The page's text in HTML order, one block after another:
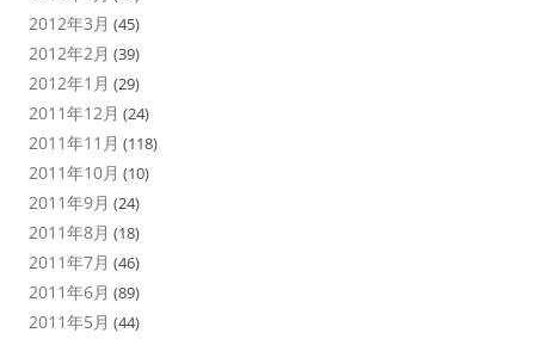
2012年3月 (45)
2012年2月 (39)
2012年1月 (29)
2011年12月 (24)
2011年11月 (118)
2011年10月 (10)
2011年9月 (24)
2011年8月 (18)
2011年7月 (46)
2011年6月 (89)
2011年5月 (44)